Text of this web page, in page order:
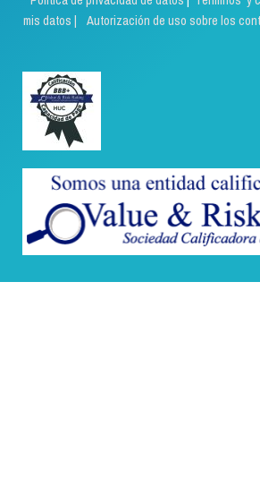
mis datos | Autorización de uso sobre los